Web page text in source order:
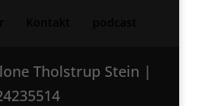
Tholstrup Stein |